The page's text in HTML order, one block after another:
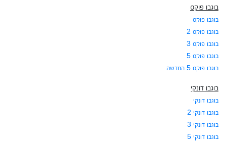
בוגבו פוקס
בוגבו פוקס
בוגבו פוקס 2
בוגבו פוקס 3
בוגבו פוקס 5
בוגבו פוקס 5 החדשה
בוגבו דונקי
בוגבו דונקי
בוגבו דונקי 2
בוגבו דונקי 3
בוגבו דונקי 5